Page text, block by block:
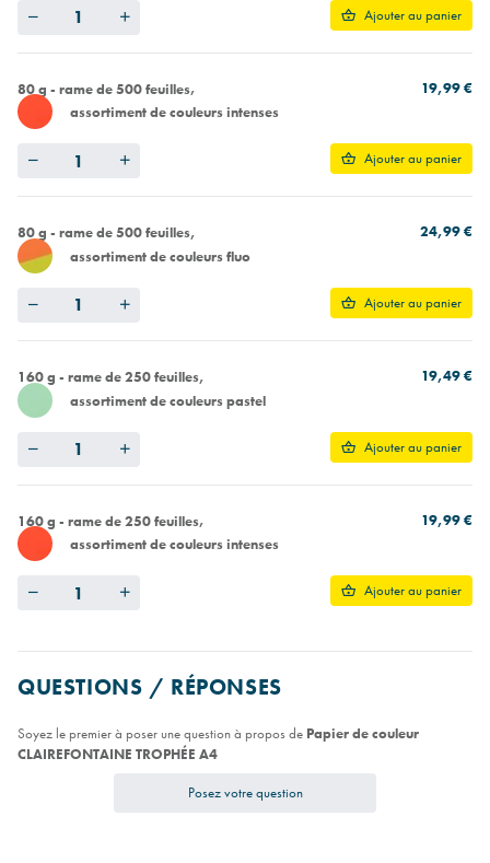
Ajouter au panier
80 g - rame de 500 feuilles
assortiment de couleurs intenses
19,99 €
Ajouter au panier
80 g - rame de 500 feuilles
assortiment de couleurs fluo
24,99 €
Ajouter au panier
160 g - rame de 250 feuilles
assortiment de couleurs pastel
19,49 €
Ajouter au panier
160 g - rame de 250 feuilles
assortiment de couleurs intenses
19,99 €
Ajouter au panier
QUESTIONS / RÉPONSES
Soyez le premier à poser une question à propos de Papier de couleur
CLAIREFONTAINE TROPHÉE A4
Posez votre question